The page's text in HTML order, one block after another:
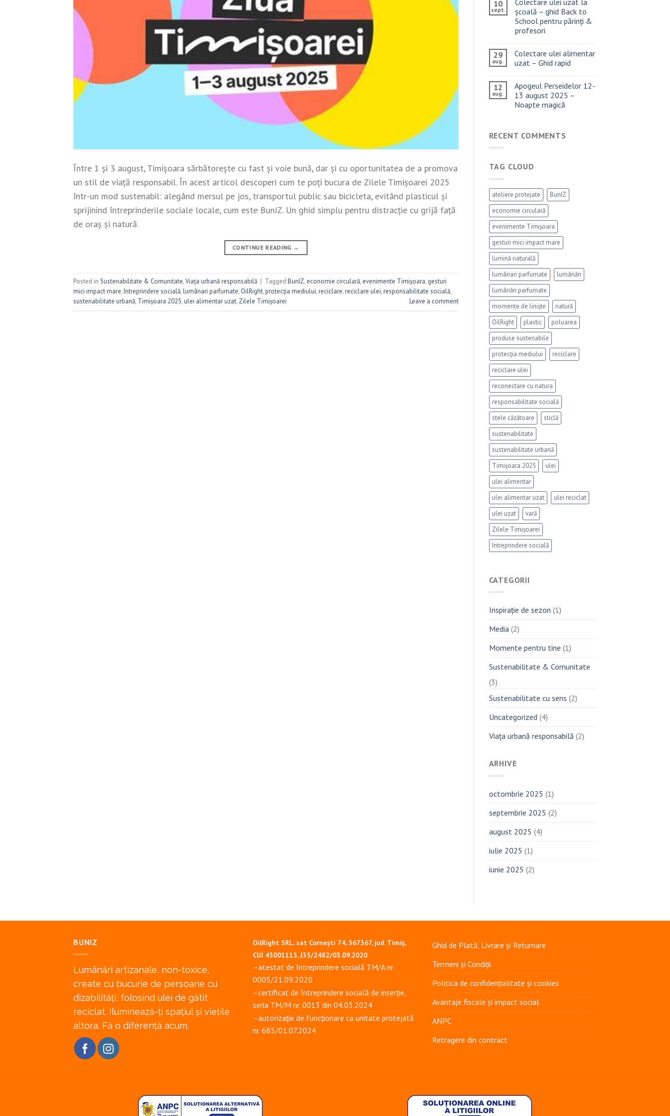
Între 1 și 3 august, Timișoara sărbătorește cu fast și voie bună, dar și cu oportunitatea de a promova
un stil de viață responsabil. În acest articol descoperi cum te poți bucura de Zilele Timișoarei 2025
într-un mod sustenabil: alegând mersul pe jos, transportul public sau bicicleta, evitând plasticul și
sprijinind întreprinderile sociale locale, cum este BunIZ. Un ghid simplu pentru distracție cu grijă față
de oraș și natură.
CONTINUE READING →
Posted in Sustenabilitate & Comunitate,Viața urbană responsabilă | Tagged BunIZ, economie circulară, evenimente Timișoara, gesturi
mici impact mare,întreprindere socială,lumânari parfumate, OilRight,protecția mediului,reciclare,reciclare ulei,responsabilitate socială,
sustenabilitate urbană, Timișoara 2025,ulei alimentar uzat, Zilele Timișoarei Leave a comment
10
sept.
școală – ghid Back to
School pentru părinți &
profesori
29
aug.
Colectare ulei alimentar
uzat – Ghid rapid
12
aug.
Apogeul Perseidelor 12-
13 august 2025 –
Noapte magică
RECENT COMMENTS
TAG CLOUD
ateliere protejate
BunIZ
economie circulară
evenimente Timișoara
gesturi mici impact mare
lumină naturală
lumânari parfumate
lumânări
lumânări parfumate
momente de liniște
natură
OilRight
plastic
poluarea
produse sustenabile
protecția mediului
reciclare
reciclare ulei
reconectare cu natura
responsabilitate socială
stele căzătoare
sticlă
sustenabilitate
sustenabilitate urbană
Timișoara 2025
ulei
ulei alimentar
ulei alimentar uzat
ulei reciclat
ulei uzat
vară
Zilele Timișoarei
întreprindere socială
CATEGORII
Inspirație de sezon (1)
Media(2)
Momente pentru tine (1)
Sustenabilitate & Comunitate
(3)
Sustenabilitate cu sens (2)
Uncategorized(4)
Viața urbană responsabilă (2)
ARHIVE
octombrie 2025 (1)
septembrie 2025 (2)
august 2025 (4)
iulie 2025 (1)
iunie 2025 (2)
BUNIZ
Lumânări artizanale, non-toxice,
create cu bucurie de persoane cu
dizabilități, folosind ulei de gătit
reciclat. Iluminează-ți spațiul și viețile
altora. Fă o diferență acum.
OilRight SRL, sat Cornești 74, 367367, jud. Timiș,
CUI 43001115, J35/2482/03.09.2020
–atestat de întreprindere socială TM/A nr.
0005/21.09.2020
–certificat de întreprindere socială de inserție,
seria TM/M nr. 0013 din 04.03.2024
–autorizație de funcționare ca unitate protejată
nr. 685/01.07.2024
Ghid de Plată, Livrare și Returnare
Termeni și Condiții
Politica de confidențialitate și cookies
Avantaje fiscale și impact social
ANPC
Retragere din contract